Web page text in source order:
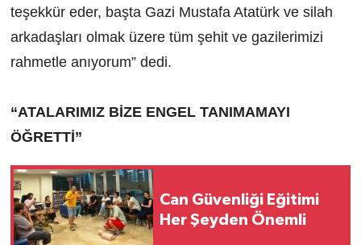
teşekkür eder, başta Gazi Mustafa Atatürk ve silah
arkadaşları olmak üzere tüm şehit ve gazilerimizi
rahmetle anıyorum” dedi.
“ATALARIMIZ BİZE ENGEL TANIMAMAYI
ÖĞRETTİ”
Can Güvenliği Eğitimi
Her Şeyden Önemli